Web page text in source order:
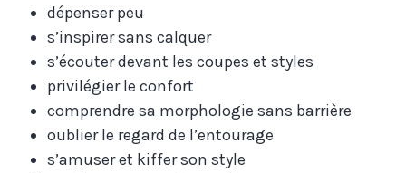
dépenser peu
s’inspirer sans calquer
s’écouter devant les coupes et styles
privilégier le confort
comprendre sa morphologie sans barrière
oublier le regard de l’entourage
s’amuser et kiffer son style